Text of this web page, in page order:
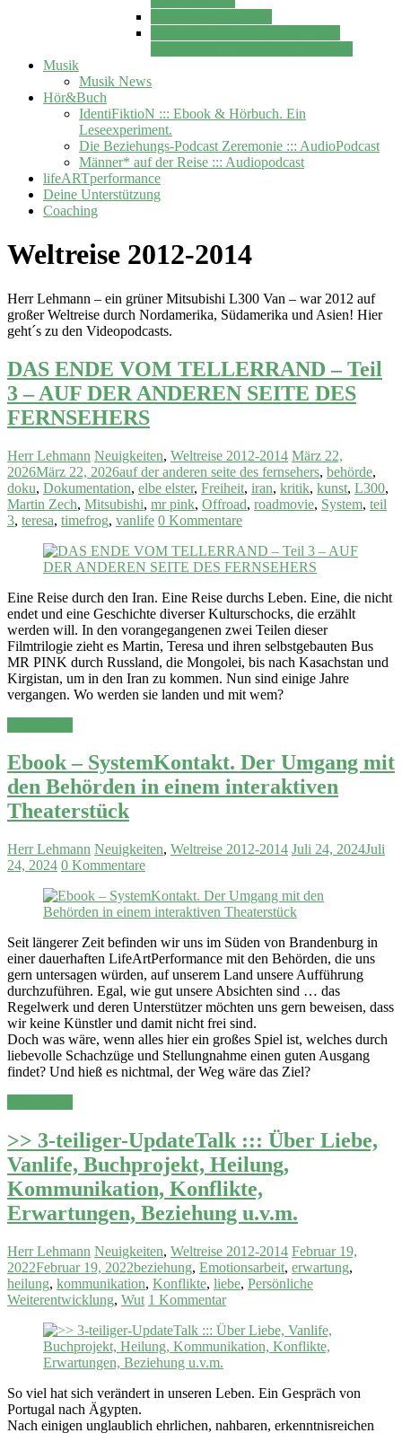
Musik
Musik News
Hör&Buch
IdentiFiktioN ::: Ebook & Hörbuch. Ein
Leseexperiment.
Die Beziehungs-Podcast Zeremonie ::: AudioPodcast
Männer* auf der Reise ::: Audiopodcast
lifeARTperformance
Deine Unterstützung
Coaching
Weltreise 2012-2014
Herr Lehmann – ein grüner Mitsubishi L300 Van – war 2012 auf
großer Weltreise durch Nordamerika, Südamerika und Asien! Hier
geht´s zu den Videopodcasts.
DAS ENDE VOM TELLERRAND – Teil
3 – AUF DER ANDEREN SEITE DES
FERNSEHERS
Herr Lehmann Neuigkeiten, Weltreise 2012-2014 März 22,
2026März 22, 2026auf der anderen seite des fernsehers, behörde,
doku, Dokumentation, elbe elster, Freiheit, iran, kritik, kunst, L300,
Martin Zech, Mitsubishi, mr pink, Offroad, roadmovie, System, teil
3, teresa, timefrog, vanlife 0 Kommentare
Eine Reise durch den Iran. Eine Reise durchs Leben. Eine, die nicht
endet und eine Geschichte diverser Kulturschocks, die erzählt
werden will. In den vorangegangenen zwei Teilen dieser
Filmtrilogie zieht es Martin, Teresa und ihren selbstgebauten Bus
MR PINK durch Russland, die Mongolei, bis nach Kasachstan und
Kirgistan, um in den Iran zu kommen. Nun sind einige Jahre
vergangen. Wo werden sie landen und mit wem?
Ebook – SystemKontakt. Der Umgang mit
den Behörden in einem interaktiven
Theaterstück
Herr Lehmann Neuigkeiten, Weltreise 2012-2014 Juli 24, 2024Juli
24, 2024 0 Kommentare
Seit längerer Zeit befinden wir uns im Süden von Brandenburg in
einer dauerhaften LifeArtPerformance mit den Behörden, die uns
gern untersagen würden, auf unserem Land unsere Aufführung
durchzuführen. Egal, wie gut unsere Absichten sind … das
Regelwerk und deren Unterstützer möchten uns gern beweisen, dass
wir keine Künstler und damit nicht frei sind.
Doch was wäre, wenn alles hier ein großes Spiel ist, welches durch
liebevolle Schachzüge und Stellungnahme einen guten Ausgang
findet? Und hieß es nichtmal, der Weg wäre das Ziel?
>> 3-teiliger-UpdateTalk ::: Über Liebe,
Vanlife, Buchprojekt, Heilung,
Kommunikation, Konflikte,
Erwartungen, Beziehung u.v.m.
Herr Lehmann Neuigkeiten, Weltreise 2012-2014 Februar 19,
2022Februar 19, 2022beziehung, Emotionsarbeit, erwartung,
heilung, kommunikation, Konflikte, liebe, Persönliche
Weiterentwicklung, Wut 1 Kommentar
So viel hat sich verändert in unseren Leben. Ein Gespräch von
Portugal nach Ägypten.
Nach einigen unglaublich ehrlichen, nahbaren, erkenntnisreichen